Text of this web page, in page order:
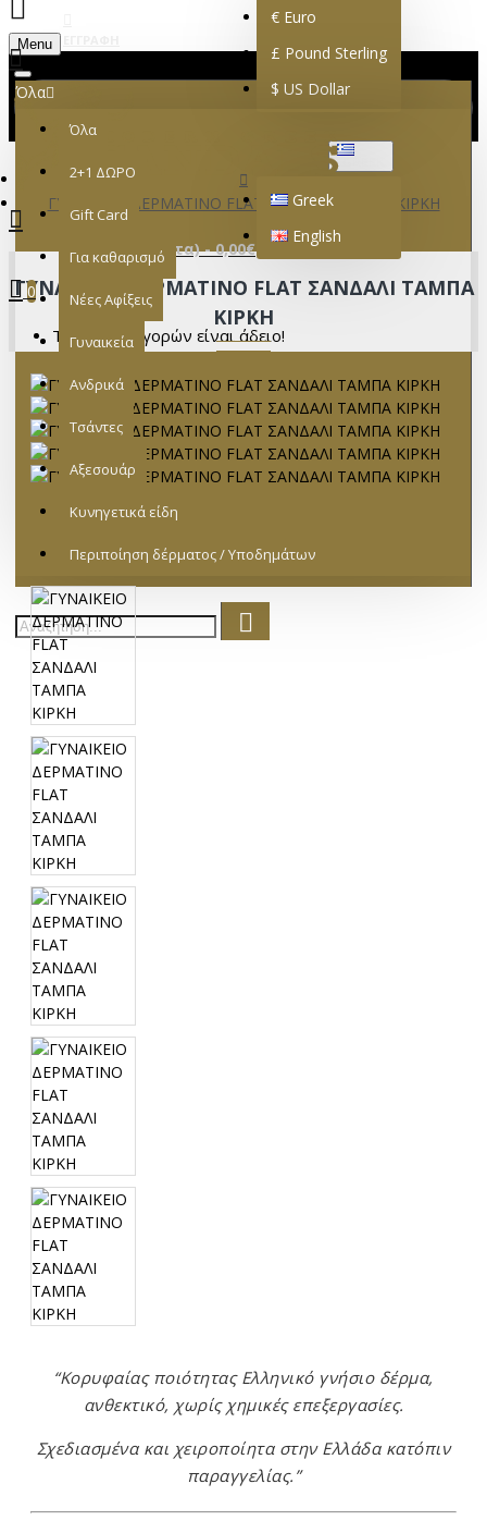
€ Euro
£ Pound Sterling
$ US Dollar
Greek
English
Menu
0 προϊόν(τα) - 0,00€
0
Το καλάθι αγορών είναι άδειο!
Όλα
Όλα
2+1 ΔΩΡΟ
Gift Card
Για καθαρισμό
Νέες Αφίξεις
Γυναικεία
Ανδρικά
Τσάντες
Αξεσουάρ
Κυνηγετικά είδη
Περιποίηση δέρματος / Υποδημάτων
ΓΥΝΑΙΚΕΙΟ ΔΕΡΜΑΤΙΝΟ FLAT ΣΑΝΔΑΛΙ ΤΑΜΠΑ ΚΙΡΚΗ
ΓΥΝΑΙΚΕΙΟ ΔΕΡΜΑΤΙΝΟ FLAT ΣΑΝΔΑΛΙ ΤΑΜΠΑ
ΚΙΡΚΗ
“Κορυφαίας ποιότητας Ελληνικό γνήσιο δέρμα,
ανθεκτικό, χωρίς χημικές επεξεργασίες.
Σχεδιασμένα και χειροποίητα στην Ελλάδα κατόπιν
παραγγελίας.”